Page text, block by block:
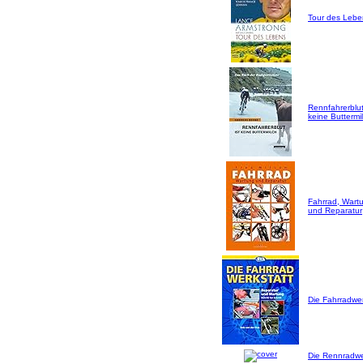
Tour des
keine
Fahrrad,
und Reparatur
Die
Die